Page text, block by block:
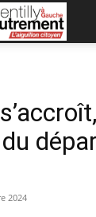
2024